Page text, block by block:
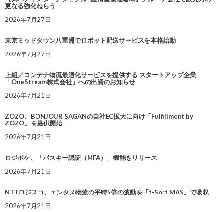
更なる強化ねらう
2026年7月27日
東京ミッドタウン八重洲でロボット配送サービスを本格始動
2026年7月27日
上組／コンテナ物流最適化サービスを提供する スタートアップ企業
「OneStream株式会社」への出資のお知らせ
2026年7月21日
ZOZO、BONJOUR SAGANの自社EC拡大に向け「Fulfillment by
ZOZO」を提供開始
2026年7月21日
ロジポケ、「パスキー認証（MFA）」機能をリリース
2026年7月21日
NTTロジスコ、エンタメ物流の平時5倍の波動を「t-Sort MAS」で吸収
2026年7月21日